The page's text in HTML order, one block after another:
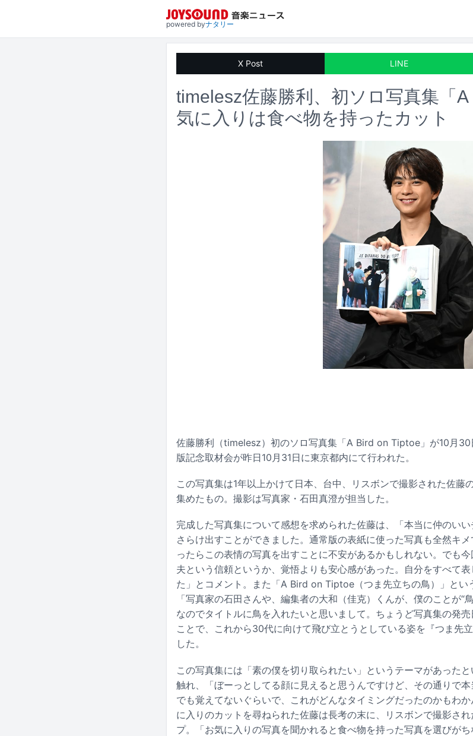
powered byナタリー
X Post LINE
timelesz佐藤勝利、初ソロ写真集「
気に入りは食べ物を持ったカット
佐藤勝利（timelesz）初のソロ写真集「A Bird on Tiptoe」が10月30
版記念取材会が昨日10月31日に東京都内にて行われた。
この写真集は1年以上かけて日本、台中、リスボンで撮影された佐藤
集めたもの。撮影は写真家・石田真澄が担当した。
完成した写真集について感想を求められた佐藤は、「本当に仲のい
さらけ出すことができました。通常版の表紙に使った写真も全然キ
ったらこの表情の写真を出すことに不安があるかもしれない。でも
夫という信頼というか、覚悟よりも安心感があった。自分をすべて
た」とコメント。また「A Bird on Tiptoe（つま先立ちの鳥）」とい
「写真家の石田さんや、編集者の大和（佳克）くんが、僕のことが“
なのでタイトルに鳥を入れたいと思いまして。ちょうど写真集の発
ことで、これから30代に向けて飛び立とうとしている姿を『つま先
した。
この写真集には「素の僕を切り取られたい」というテーマがあった
触れ、「ぼーっとしてる顔に見えると思うんですけど、その通りで
でも覚えてないぐらいで、これがどんなタイミングだったのかもわ
に入りのカットを尋ねられた佐藤は長考の末に、リスボンで撮影さ
プ。「お気に入りの写真を聞かれると食べ物を持った写真を選びが